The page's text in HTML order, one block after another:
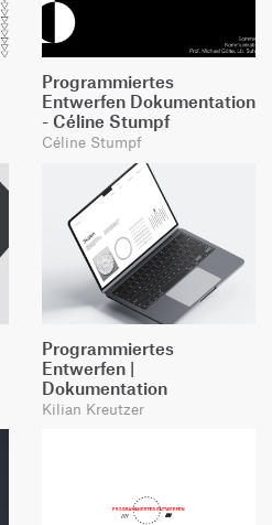
Programmiertes
Entwerfen Dokumentation
- Céline Stumpf
Céline Stumpf
Programmiertes
Entwerfen |
Dokumentation
Kilian Kreutzer